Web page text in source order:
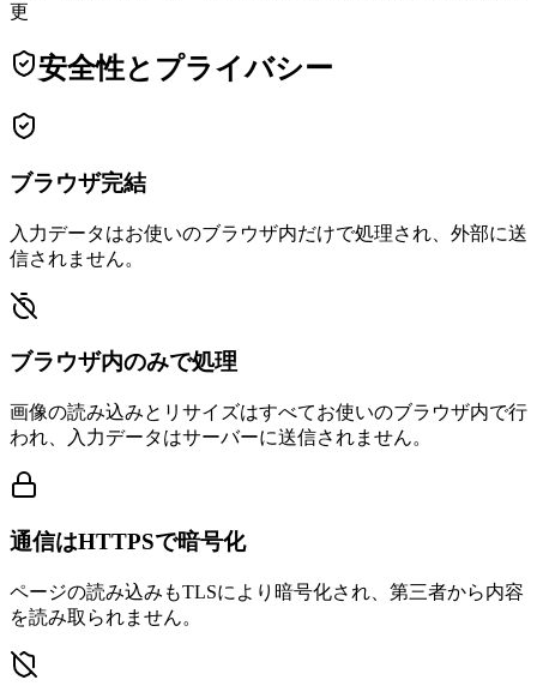
更
安全性とプライバシー
ブラウザ完結
入力データはお使いのブラウザ内だけで処理され、外部に送
信されません。
ブラウザ内のみで処理
画像の読み込みとリサイズはすべてお使いのブラウザ内で行
われ、入力データはサーバーに送信されません。
通信はHTTPSで暗号化
ページの読み込みもTLSにより暗号化され、第三者から内容
を読み取られません。